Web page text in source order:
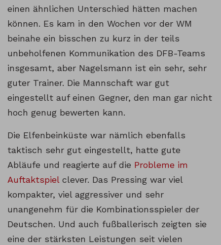
einen ähnlichen Unterschied hätten machen
können. Es kam in den Wochen vor der WM
beinahe ein bisschen zu kurz in der teils
unbeholfenen Kommunikation des DFB-Teams
insgesamt, aber Nagelsmann ist ein sehr, sehr
guter Trainer. Die Mannschaft war gut
eingestellt auf einen Gegner, den man gar nicht
hoch genug bewerten kann.
Die Elfenbeinküste war nämlich ebenfalls
taktisch sehr gut eingestellt, hatte gute
Abläufe und reagierte auf die Probleme im
Auftaktspielclever. Das Pressing war viel
kompakter, viel aggressiver und sehr
unangenehm für die Kombinationsspieler der
Deutschen. Und auch fußballerisch zeigten sie
eine der stärksten Leistungen seit vielen